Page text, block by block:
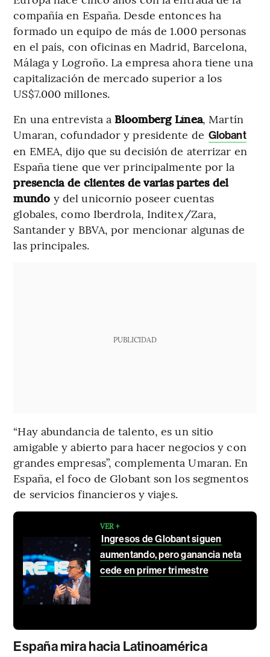
compañía en España. Desde entonces ha
formado un equipo de más de 1.000 personas
en el país, con oficinas en Madrid, Barcelona,
Málaga y Logroño. La empresa ahora tiene una
capitalización de mercado superior a los
US$7.000 millones.
En una entrevista a Bloomberg Línea, Martín
Umaran, cofundador y presidente de Globant
en EMEA, dijo que su decisión de aterrizar en
España tiene que ver principalmente por la
presencia de clientes de varias partes del
mundo y del unicornio poseer cuentas
globales, como Iberdrola, Inditex/Zara,
Santander y BBVA, por mencionar algunas de
las principales.
PUBLICIDAD
“Hay abundancia de talento, es un sitio
amigable y abierto para hacer negocios y con
grandes empresas”, complementa Umaran. En
España, el foco de Globant son los segmentos
de servicios financieros y viajes.
VER +
Ingresos de Globant siguen
aumentando, pero ganancia neta
cede en primer trimestre
España mira hacia Latinoamérica